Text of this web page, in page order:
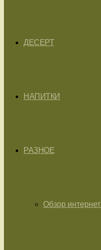
ДЕСЕРТ
НАПИТКИ
РАЗНОЕ
Обзор